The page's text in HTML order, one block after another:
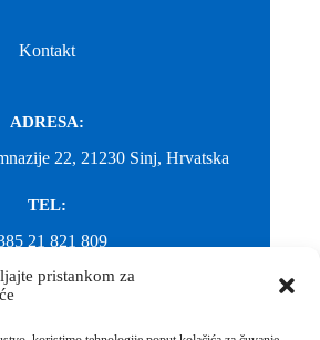
pristankom za
Kontakt
ADRESA:
22, 21230 Sinj, Hrvatska
TEL:
21 821 809
EMAIL: